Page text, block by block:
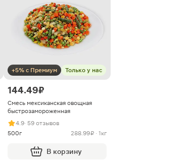
+5% с Премиум Только у нас
144.49 ₽
Смесь мексиканская овощная
быстрозамороженная
4.9· 59 отзывов
500г
288.99 ₽ · 1кг
В корзину